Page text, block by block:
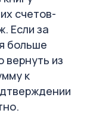
счетов-
Если за
больше
из
к